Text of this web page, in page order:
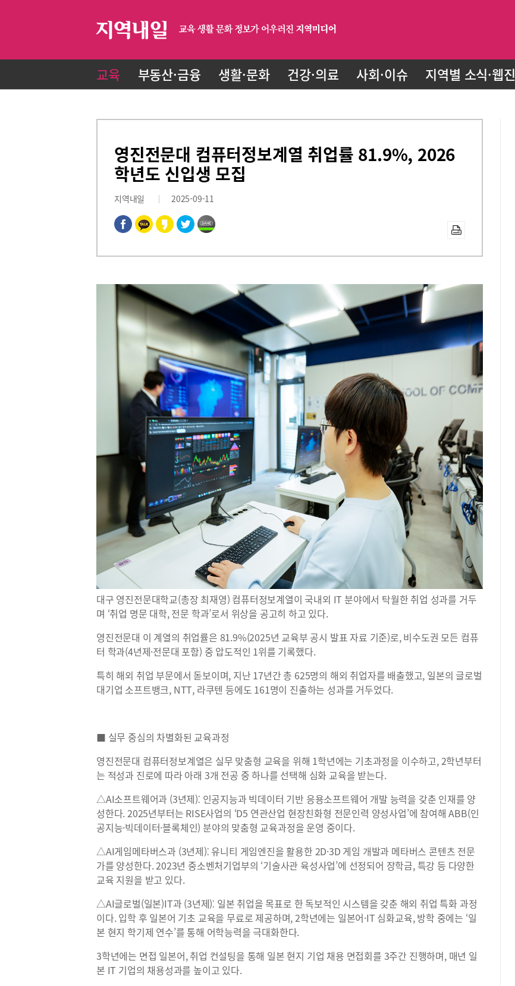
교육 부동산·금융 생활·문화 건강·의료 사회·이슈 지역별 소식·웹진
영진전문대 컴퓨터정보계열 취업률 81.9%, 2026
학년도 신입생 모집
지역내일 2025-09-11
대구 영진전문대학교(총장 최재영) 컴퓨터정보계열이 국내외 IT 분야에서 탁월한 취업 성과를 거두
며 ‘취업 명문 대학, 전문 학과’로서 위상을 공고히 하고 있다.
영진전문대 이 계열의 취업률은 81.9%(2025년 교육부 공시 발표 자료 기준)로, 비수도권 모든 컴퓨
터 학과(4년제·전문대 포함) 중 압도적인 1위를 기록했다.
특히 해외 취업 부문에서 돋보이며, 지난 17년간 총 625명의 해외 취업자를 배출했고, 일본의 글로벌
대기업 소프트뱅크, NTT, 라쿠텐 등에도 161명이 진출하는 성과를 거두었다.
■ 실무 중심의 차별화된 교육과정
영진전문대 컴퓨터정보계열은 실무 맞춤형 교육을 위해 1학년에는 기초과정을 이수하고, 2학년부터
는 적성과 진로에 따라 아래 3개 전공 중 하나를 선택해 심화 교육을 받는다.
△AI소프트웨어과 (3년제)⁚ 인공지능과 빅데이터 기반 응용소프트웨어 개발 능력을 갖춘 인재를 양
성한다. 2025년부터는 RISE사업의 ‘D5 연관산업 현장친화형 전문인력 양성사업’에 참여해 ABB(인
공지능·빅데이터·블록체인) 분야의 맞춤형 교육과정을 운영 중이다.
△AI게임메타버스과 (3년제)⁚ 유니티 게임엔진을 활용한 2D·3D 게임 개발과 메타버스 콘텐츠 전문
가를 양성한다. 2023년 중소벤처기업부의 ‘기술사관 육성사업’에 선정되어 장학금, 특강 등 다양한
교육 지원을 받고 있다.
△AI글로벌(일본)IT과 (3년제)⁚ 일본 취업을 목표로 한 독보적인 시스템을 갖춘 해외 취업 특화 과정
이다. 입학 후 일본어 기초 교육을 무료로 제공하며, 2학년에는 일본어·IT 심화교육, 방학 중에는 ‘일
본 현지 학기제 연수’를 통해 어학능력을 극대화한다.
3학년에는 면접 일본어, 취업 컨설팅을 통해 일본 현지 기업 채용 면접회를 3주간 진행하며, 매년 일
본 IT 기업의 채용성과를 높이고 있다.